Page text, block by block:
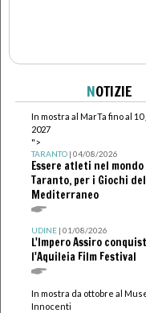
NOTIZIE
In mostra al MarTa fino al
2027
">
TARANTO| 04/08/2026
Essere atleti nel
Taranto, per i Giochi del
Mediterraneo
UDINE| 01/08/2026
L'Impero Assiro
l'Aquileia Film Festival
In mostra da ottobre al
Innocenti